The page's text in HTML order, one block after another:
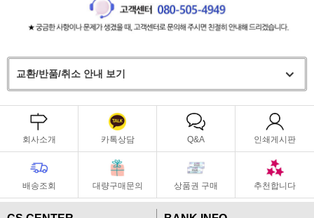
교환/반품/취소 안내 보기
회사소개 카톡상담 Q&A 인쇄게시판
배송조회 대량구매문의 상품권 구매 추천합니다